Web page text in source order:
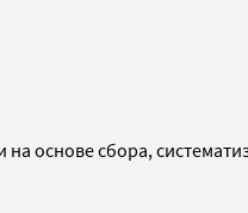
основе сбора,